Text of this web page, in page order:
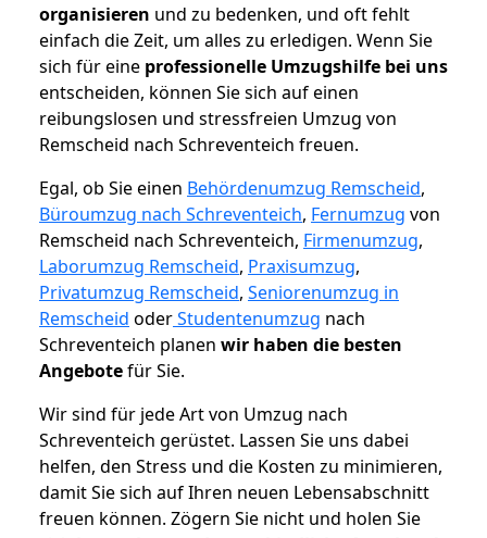
organisieren und zu bedenken, und oft fehlt
einfach die Zeit, um alles zu erledigen. Wenn Sie
sich für eine professionelle Umzugshilfe bei uns
entscheiden, können Sie sich auf einen
reibungslosen und stressfreien Umzug von
Remscheid nach Schreventeich freuen.
Egal, ob Sie einen Behördenumzug Remscheid,
Büroumzug nach Schreventeich, Fernumzug von
Remscheid nach Schreventeich, Firmenumzug,
Laborumzug Remscheid, Praxisumzug,
Privatumzug Remscheid, Seniorenumzug in
Remscheid oderStudentenumzug nach
Schreventeich planen wir haben die besten
Angebotefür Sie.
Wir sind für jede Art von Umzug nach
Schreventeich gerüstet. Lassen Sie uns dabei
helfen, den Stress und die Kosten zu minimieren,
damit Sie sich auf Ihren neuen Lebensabschnitt
freuen können. Zögern Sie nicht und holen Sie